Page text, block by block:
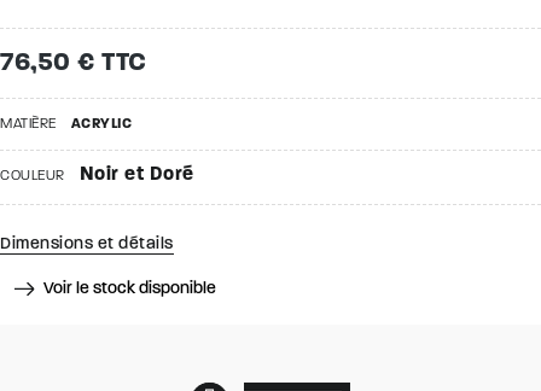
76,50 € TTC
MATIÈRE ACRYLIC
COULEUR Noir et Doré
Dimensions et détails
Voir le stock disponible